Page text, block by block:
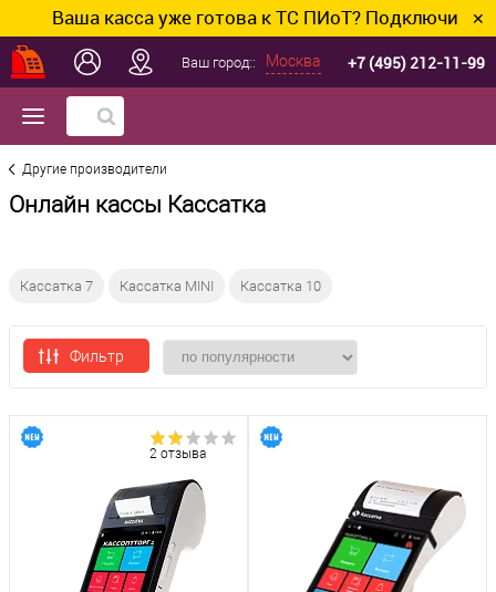
Ваша касса уже готова к ТС ПИоТ? Подключим и ✕
Ваш город:: Москва +7 (495) 212-11-99
Другие производители
Онлайн кассы Кассатка
Кассатка 7 Кассатка MINI Кассатка 10
Фильтр
2 отзыва